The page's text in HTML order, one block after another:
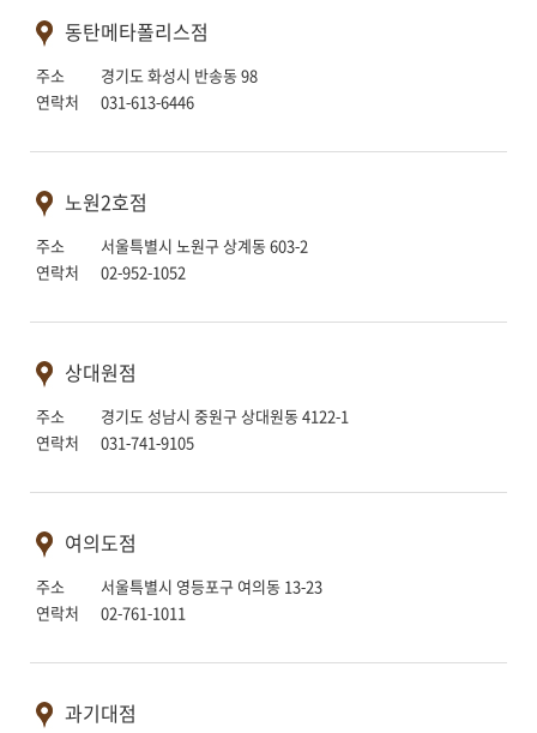
동탄메타폴리스점
주소 경기도 화성시 반송동 98
연락처 031-613-6446
노원2호점
주소 서울특별시 노원구 상계동 603-2
연락처 02-952-1052
상대원점
주소 경기도 성남시 중원구 상대원동 4122-1
연락처 031-741-9105
여의도점
주소 서울특별시 영등포구 여의동 13-23
연락처 02-761-1011
과기대점